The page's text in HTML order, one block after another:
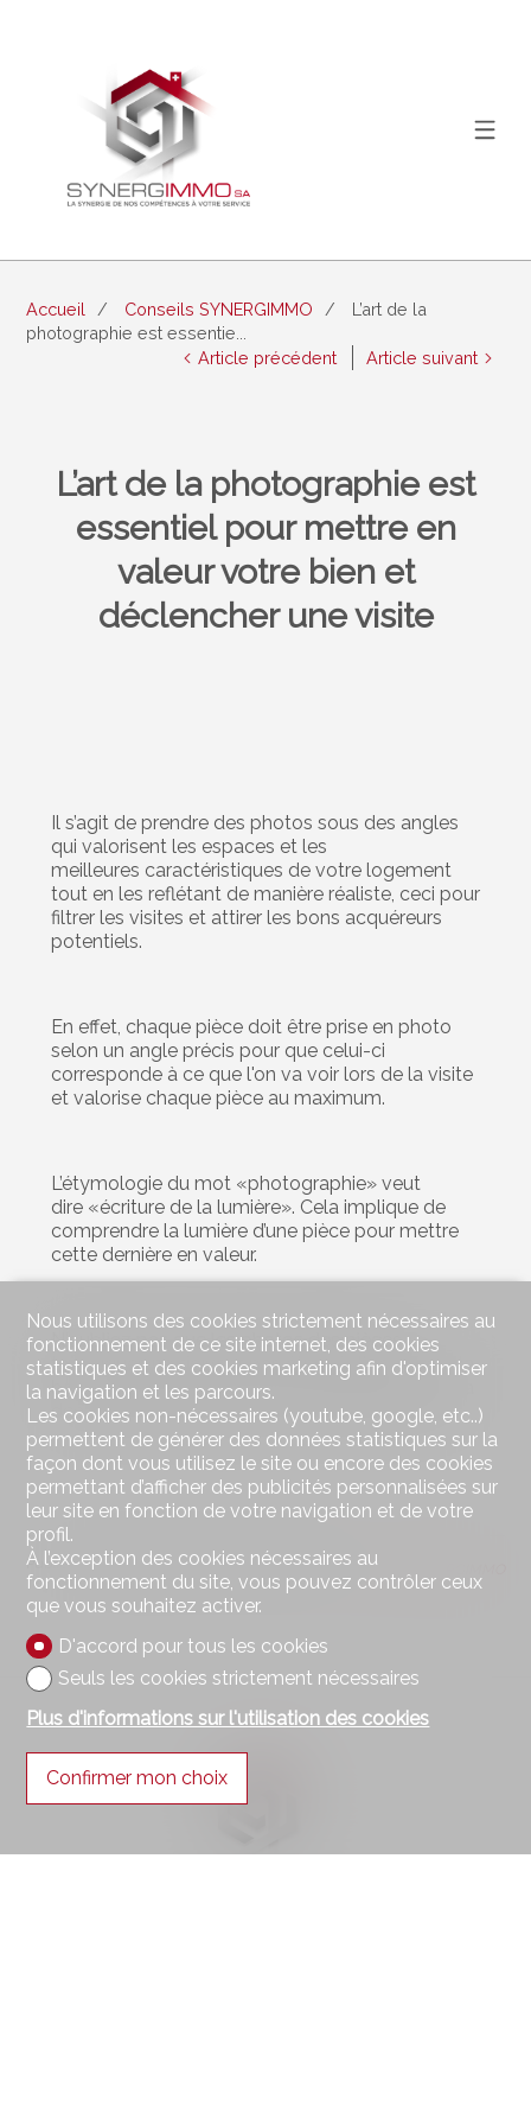
Accueil Conseils SYNERGIMMO
L’art de la
photographie est essentie...
Article précédent
Article suivant
L’art de la photographie est
essentiel pour mettre en
valeur votre bien et
déclencher une visite
Il s’agit de prendre des photos sous des angles
qui valorisent les espaces et les
meilleures caractéristiques de votre logement
tout en les reflétant de manière réaliste, ceci pour
filtrer les visites et attirer les bons acquéreurs
potentiels.
En effet, chaque pièce doit être prise en photo
selon un angle précis pour que celui-ci
corresponde à ce que l'on va voir lors de la visite
et valorise chaque pièce au maximum.
L’étymologie du mot «photographie» veut
dire «écriture de la lumière». Cela implique de
comprendre la lumière d’une pièce pour mettre
cette dernière en valeur.
N'oubliez pas que les photos des pièces
techniques ne doivent pas être négligées pour la
bonne constitution du dossier bancaire lors de la
demande de financement par le futur acheteur.
Publié le28 décembre 2022parBertrand Nicod #Conseils SYNERGIMMO
Nous utilisons des cookies strictement nécessaires au
fonctionnement de ce site internet, des cookies
statistiques et des cookies marketing afin d'optimiser
la navigation et les parcours.
Les cookies non-nécessaires (youtube, google, etc..)
permettent de générer des données statistiques sur la
façon dont vous utilisez le site ou encore des cookies
permettant d’afficher des publicités personnalisées sur
leur site en fonction de votre navigation et de votre
profil.
À l’exception des cookies nécessaires au
fonctionnement du site, vous pouvez contrôler ceux
que vous souhaitez activer.
D'accord pour tous les cookies
Seuls les cookies strictement nécessaires
Plus d'informations sur l'utilisation des cookies
Confirmer mon choix